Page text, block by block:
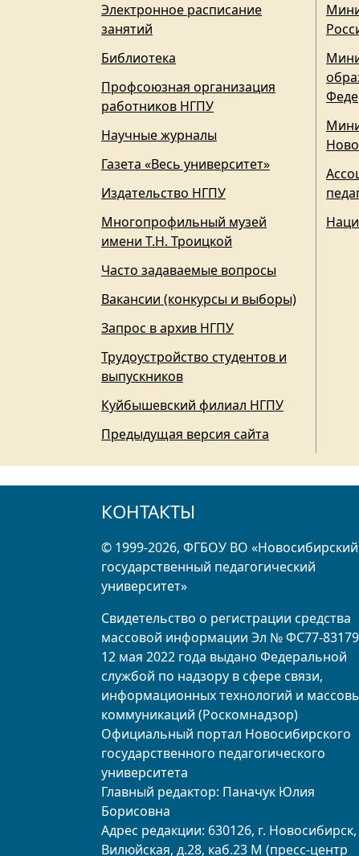
Электронное расписание
занятий
Библиотека
Профсоюзная организация
работников НГПУ
Научные журналы
Газета «Весь университет»
Издательство НГПУ
Многопрофильный музей
имени Т.Н. Троицкой
Часто задаваемые вопросы
Вакансии (конкурсы и выборы)
Запрос в архив НГПУ
Трудоустройство студентов и
выпускников
Куйбышевский филиал НГПУ
Предыдущая версия сайта
КОНТАКТЫ
© 1999-2026, ФГБОУ ВО «Новосибирский
государственный педагогический
университет»
Свидетельство о регистрации средства
массовой информации Эл № ФС77-
12 мая 2022 года выдано Федеральной
службой по надзору в сфере связи,
информационных технологий и
коммуникаций (Роскомнадзор)
Официальный портал Новосибирского
государственного педагогического
университета
Главный редактор: Паначук Юлия
Борисовна
Адрес редакции: 630126, г. Новосибирск,
Вилюйская, д.28, каб.23 М (пресс-центр